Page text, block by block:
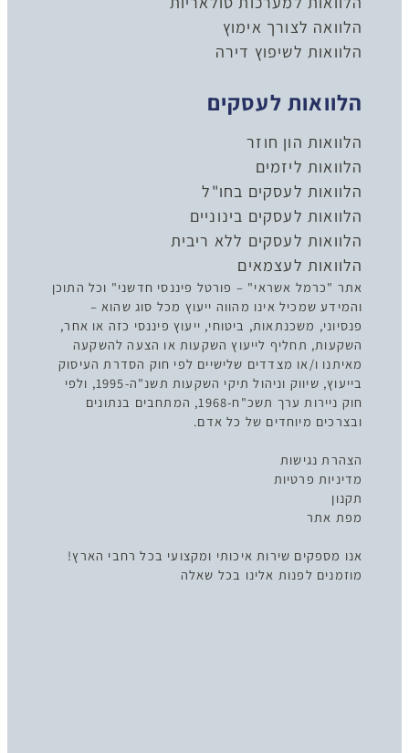
הלוואה לצורך אימוץ
הלוואות לשיפוץ דירה
הלוואות לעסקים
הלוואות הון חוזר
הלוואות ליזמים
הלוואות לעסקים בחו"ל
הלוואות לעסקים בינוניים
הלוואות לעסקים ללא ריבית
הלוואות לעצמאים
אתר "כרמל אשראי" – פורטל פיננסי חדשני" וכל התוכן
והמידע שמכיל אינו מהווה ייעוץ מכל סוג שהוא –
פנסיוני, משכנתאות, ביטוחי, ייעוץ פיננסי כזה או אחר,
השקעות, תחליף לייעוץ השקעות או הצעה להשקעה
מאיתנו ו/או מצדדים שלישיים לפי חוק הסדרת העיסוק
בייעוץ, שיווק וניהול תיקי השקעות תשנ"ה-1995, ולפי
חוק ניירות ערך תשכ"ח-1968, המתחבים בנתונים
ובצרכים מיוחדים של כל אדם.
הצהרת נגישות
מדיניות פרטיות
תקנון
מפת אתר
אנו מספקים שירות איכותי ומקצועי בכל רחבי הארץ!
מוזמנים לפנות אלינו בכל שאלה